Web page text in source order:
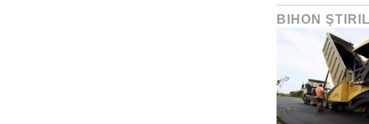
BIHON